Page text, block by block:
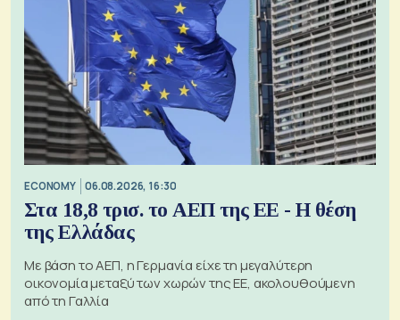
ECONOMY 06.08.2026, 16:30
Στα 18,8 τρισ. το ΑΕΠ της ΕΕ - Η θέση
της Ελλάδας
Με βάση το ΑΕΠ, η Γερμανία είχε τη μεγαλύτερη
οικονομία μεταξύ των χωρών της ΕΕ, ακολουθούμενη
από τη Γαλλία